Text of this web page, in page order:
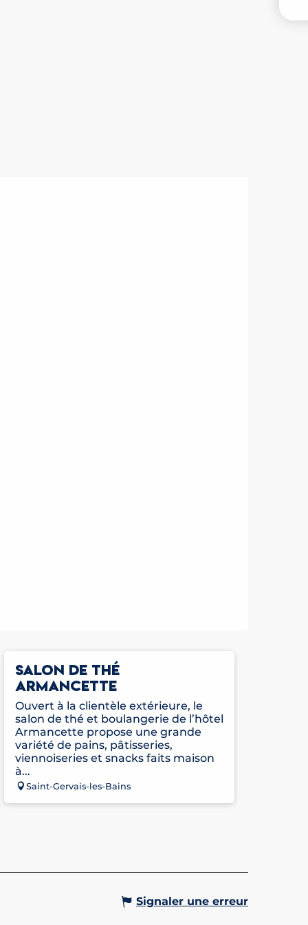
SALON DE THÉ
ARMANCETTE
Ouvert à la clientèle extérieure, le
salon de thé et boulangerie de l’hôtel
Armancette propose une grande
variété de pains, pâtisseries,
viennoiseries et snacks faits maison
à...
Saint-Gervais-les-Bains
Signaler une erreur